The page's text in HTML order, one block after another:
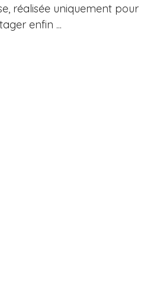
réalisée uniquement pour
enfin ...